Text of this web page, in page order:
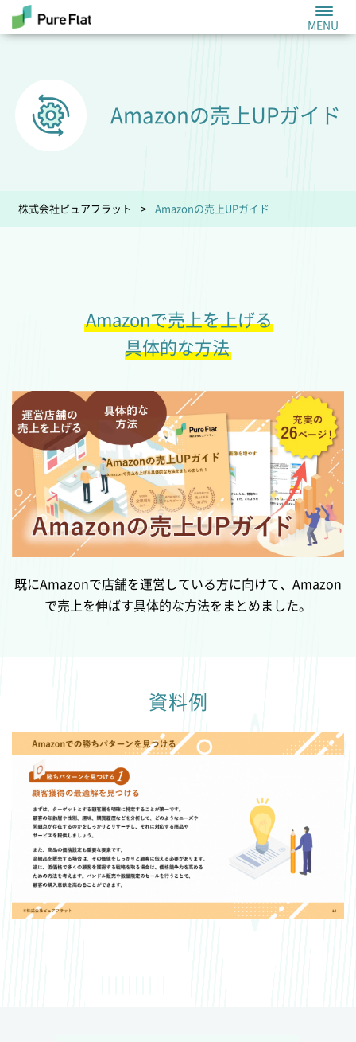
Amazonの売上UPガイド
株式会社ピュアフラット Amazonの売上UPガイド
Amazonで売上を上げる
具体的な方法
既にAmazonで店舗を運営している方に向けて、Amazon
で売上を伸ばす具体的な方法をまとめました。
資料例